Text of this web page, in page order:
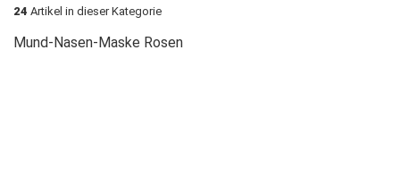
24 Artikel in dieser Kategorie
Mund-Nasen-Maske Rosen